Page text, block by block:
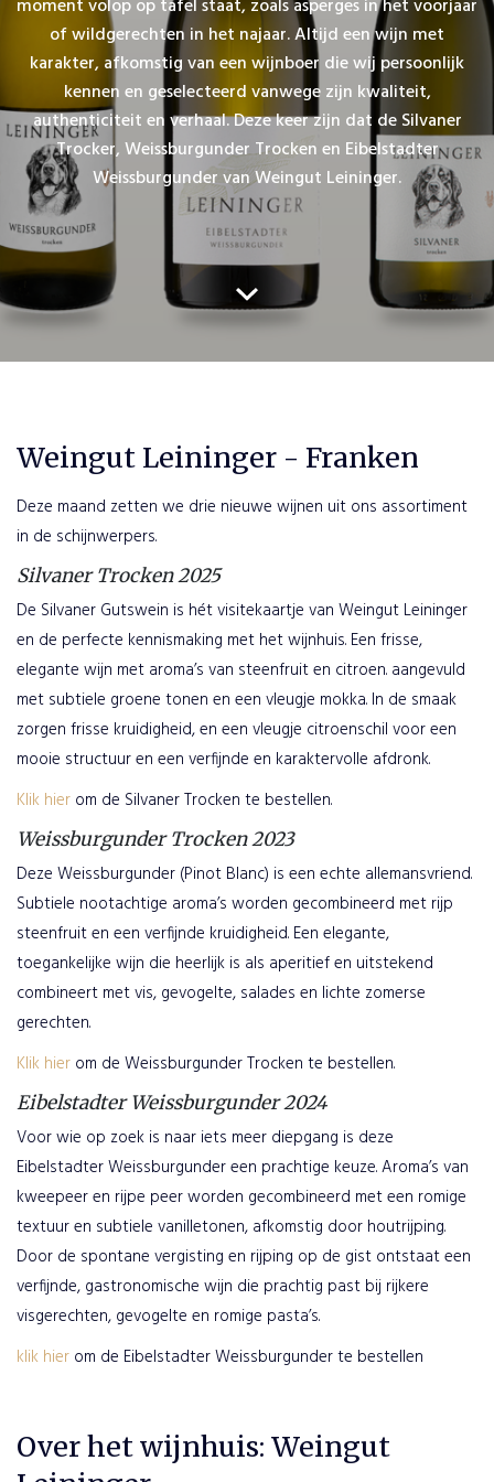
moment volop op tafel staat, zoals asperges in het voorjaar
of wildgerechten in het najaar. Altijd een wijn met
karakter, afkomstig van een wijnboer die wij persoonlijk
kennen en geselecteerd vanwege zijn kwaliteit,
authenticiteit en verhaal. Deze keer zijn dat de Silvaner
Trocker, Weissburgunder Trocken en Eibelstadter
Weissburgunder van Weingut Leininger.
Weingut Leininger - Franken
Deze maand zetten we drie nieuwe wijnen uit ons assortiment
in de schijnwerpers.
Silvaner Trocken 2025
De Silvaner Gutswein is hét visitekaartje van Weingut Leininger
en de perfecte kennismaking met het wijnhuis. Een frisse,
elegante wijn met aroma’s van steenfruit en citroen. aangevuld
met subtiele groene tonen en een vleugje mokka. In de smaak
zorgen frisse kruidigheid, en een vleugje citroenschil voor een
mooie structuur en een verfijnde en karaktervolle afdronk.
Klik hier om de Silvaner Trocken te bestellen.
Weissburgunder Trocken 2023
Deze Weissburgunder (Pinot Blanc) is een echte allemansvriend.
Subtiele nootachtige aroma’s worden gecombineerd met rijp
steenfruit en een verfijnde kruidigheid. Een elegante,
toegankelijke wijn die heerlijk is als aperitief en uitstekend
combineert met vis, gevogelte, salades en lichte zomerse
gerechten.
Klik hier om de Weissburgunder Trocken te bestellen.
Eibelstadter Weissburgunder 2024
Voor wie op zoek is naar iets meer diepgang is deze
Eibelstadter Weissburgunder een prachtige keuze. Aroma’s van
kweepeer en rijpe peer worden gecombineerd met een romige
textuur en subtiele vanilletonen, afkomstig door houtrijping.
Door de spontane vergisting en rijping op de gist ontstaat een
verfijnde, gastronomische wijn die prachtig past bij rijkere
visgerechten, gevogelte en romige pasta’s.
klik hier om de Eibelstadter Weissburgunder te bestellen
Over het wijnhuis: Weingut